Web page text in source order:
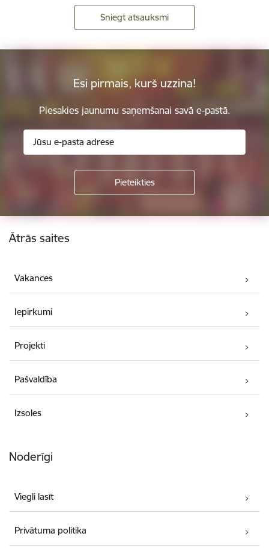
Sniegt atsauksmi
Esi pirmais, kurš uzzina!
Piesakies jaunumu saņemšanai savā e-pastā.
Kājene
Ātrās saites
Vakances
Iepirkumi
Projekti
Pašvaldība
Izsoles
Noderīgi
Viegli lasīt
Privātuma politika